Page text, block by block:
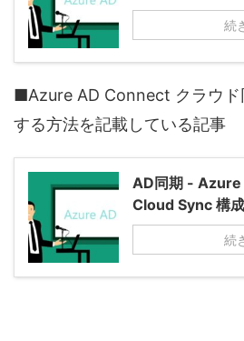
続
■Azure AD Connect クラウド
する方法を記載している記事
AD同期 -
Cloud Sync 構
続